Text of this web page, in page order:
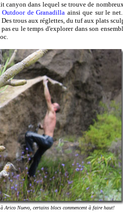
dans lequel se trouve de
Outdoor de Granadilla ainsi que sur le
trous aux réglettes, du tuf aux plats
eu le temps d'explorer dans son
Arico Nuevo, certains blocs commencent à faire haut!